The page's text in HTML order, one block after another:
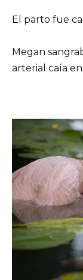
El parto fue
Megan
arterial caía